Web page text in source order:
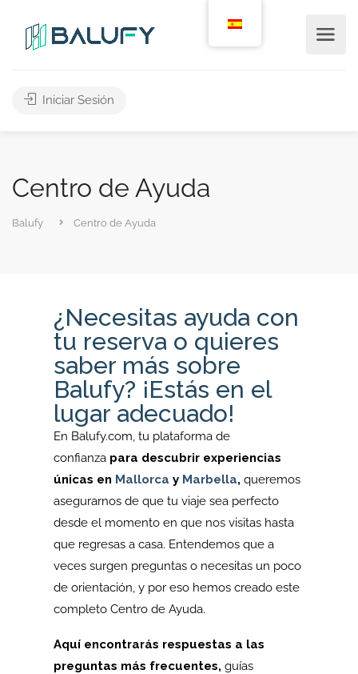
Iniciar Sesión
Centro de Ayuda
Balufy Centro de Ayuda
¿Necesitas ayuda con
tu reserva o quieres
saber más sobre
Balufy? ¡Estás en el
lugar adecuado!
En Balufy.com, tu plataforma de
confianza para descubrir experiencias
únicas en Mallorca y Marbella, queremos
asegurarnos de que tu viaje sea perfecto
desde el momento en que nos visitas hasta
que regresas a casa. Entendemos que a
veces surgen preguntas o necesitas un poco
de orientación, y por eso hemos creado este
completo Centro de Ayuda.
Aquí encontrarás respuestas a las
preguntas más frecuentes, guías